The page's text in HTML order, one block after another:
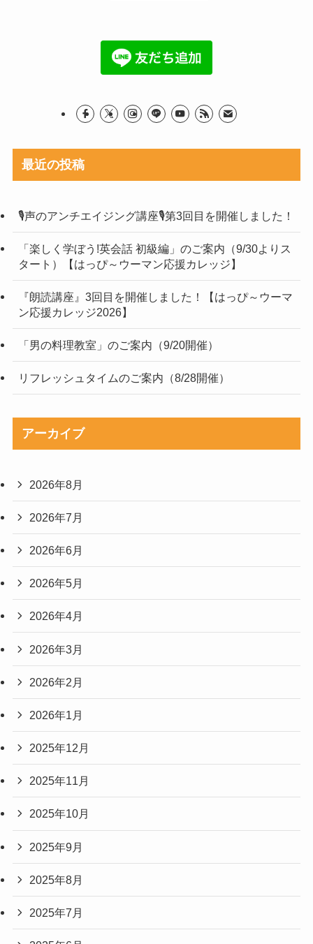
最近の投稿
🎙声のアンチエイジング講座🎙第3回目を開催しました！
「楽しく学ぼう!英会話 初級編」のご案内（9/30よりス
タート）【はっぴ～ウーマン応援カレッジ】
『朗読講座』3回目を開催しました！【はっぴ～ウーマ
ン応援カレッジ2026】
「男の料理教室」のご案内（9/20開催）
リフレッシュタイムのご案内（8/28開催）
アーカイブ
2026年8月
2026年7月
2026年6月
2026年5月
2026年4月
2026年3月
2026年2月
2026年1月
2025年12月
2025年11月
2025年10月
2025年9月
2025年8月
2025年7月